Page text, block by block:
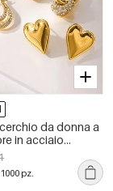
da donna a
in acciaio
pz.